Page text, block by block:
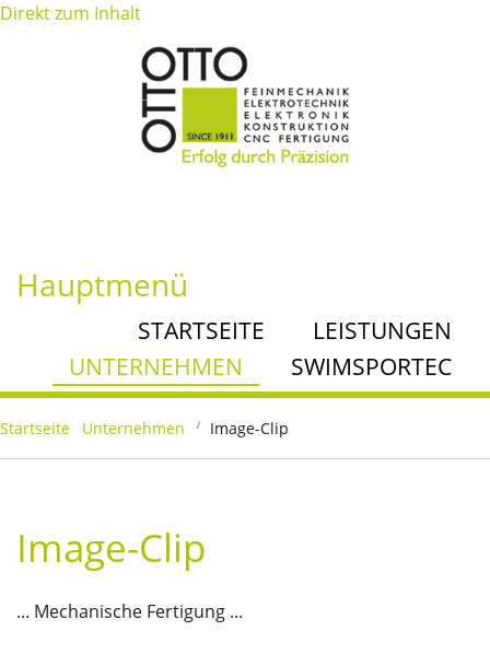
Direkt zum Inhalt
Hauptmenü
STARTSEITE
LEISTUNGEN
UNTERNEHMEN
SWIMSPORTEC
Startseite Unternehmen Image-Clip
Image-Clip
... Mechanische Fertigung ...